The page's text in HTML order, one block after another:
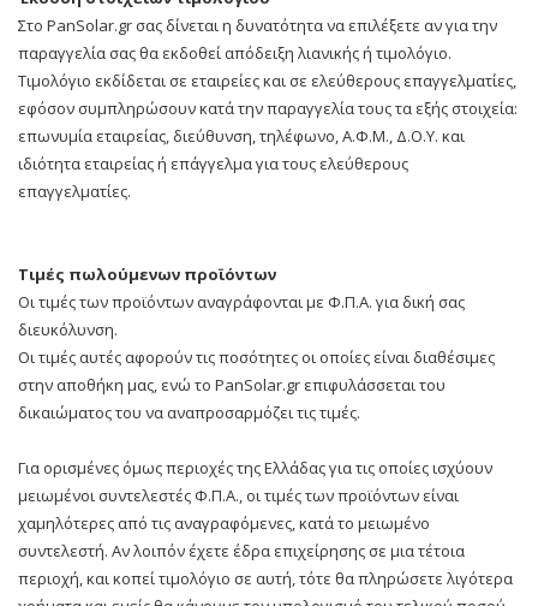
Στο PanSolar.gr σας δίνεται η δυνατότητα να επιλέξετε αν για την
παραγγελία σας θα εκδοθεί απόδειξη λιανικής ή τιμολόγιο.
Τιμολόγιο εκδίδεται σε εταιρείες και σε ελεύθερους επαγγελματίες,
εφόσον συμπληρώσουν κατά την παραγγελία τους τα εξής στοιχεία:
επωνυμία εταιρείας, διεύθυνση, τηλέφωνο, Α.Φ.Μ., Δ.Ο.Υ. και
ιδιότητα εταιρείας ή επάγγελμα για τους ελεύθερους
επαγγελματίες.
Τιμές πωλούμενων προϊόντων
Οι τιμές των προϊόντων αναγράφονται με Φ.Π.Α. για δική σας
διευκόλυνση.
Οι τιμές αυτές αφορούν τις ποσότητες οι οποίες είναι διαθέσιμες
στην αποθήκη μας, ενώ το PanSolar.gr επιφυλάσσεται του
δικαιώματος του να αναπροσαρμόζει τις τιμές.
Για ορισμένες όμως περιοχές της Ελλάδας για τις οποίες ισχύουν
μειωμένοι συντελεστές Φ.Π.Α., οι τιμές των προϊόντων είναι
χαμηλότερες από τις αναγραφόμενες, κατά το μειωμένο
συντελεστή. Αν λοιπόν έχετε έδρα επιχείρησης σε μια τέτοια
περιοχή, και κοπεί τιμολόγιο σε αυτή, τότε θα πληρώσετε λιγότερα